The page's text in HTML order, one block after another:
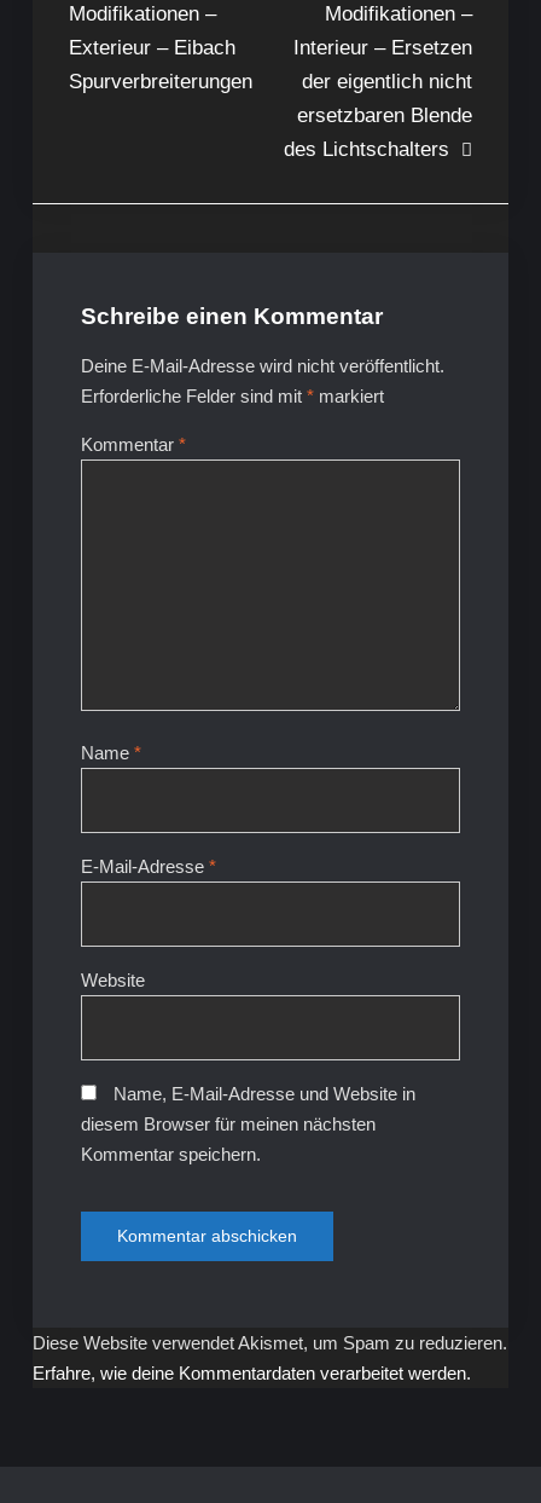
Modifikationen –
Exterieur – Eibach
Spurverbreiterungen
Modifikationen –
Interieur – Ersetzen
der eigentlich nicht
ersetzbaren Blende
des Lichtschalters
Schreibe einen Kommentar
Deine E-Mail-Adresse wird nicht veröffentlicht.
Erforderliche Felder sind mit *markiert
Kommentar *
Name *
E-Mail-Adresse *
Website
Name, E-Mail-Adresse und Website in
diesem Browser für meinen nächsten
Kommentar speichern.
Diese Website verwendet Akismet, um Spam zu reduzieren.
Erfahre, wie deine Kommentardaten verarbeitet werden.